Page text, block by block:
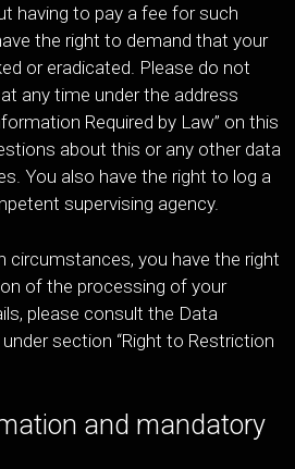
having to pay a fee for such
the right to demand that your
or eradicated. Please do not
any time under the address
Required by Law” on this
about this or any other data
You also have the right to log a
supervising agency.
circumstances, you have the right
of the processing of your
please consult the Data
section “Right to Restriction
and mandatory